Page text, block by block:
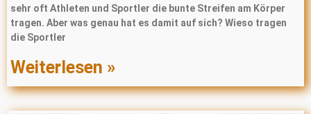
sehr oft Athleten und Sportler die bunte Streifen am Körper
tragen. Aber was genau hat es damit auf sich? Wieso tragen
die Sportler
Weiterlesen »